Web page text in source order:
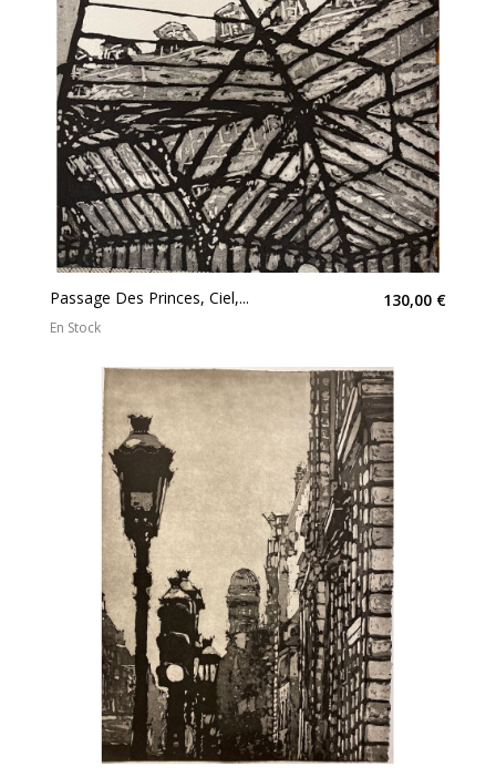
Passage Des Princes, Ciel,... 130,00 €
En Stock